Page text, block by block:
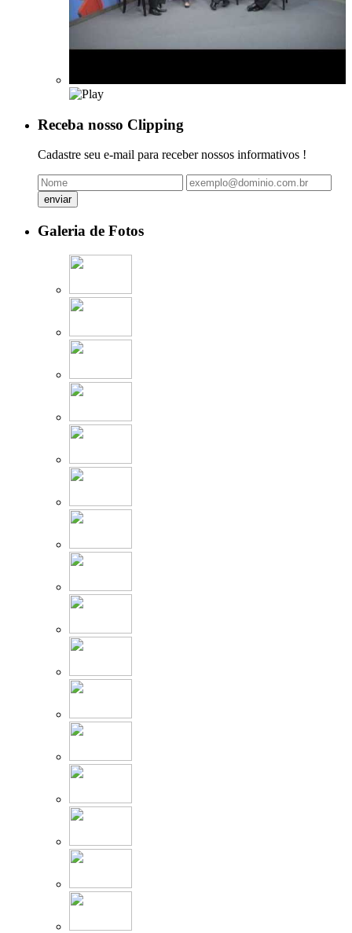
Receba nosso Clipping
Cadastre seu e-mail para receber nossos informativos !
Galeria de Fotos